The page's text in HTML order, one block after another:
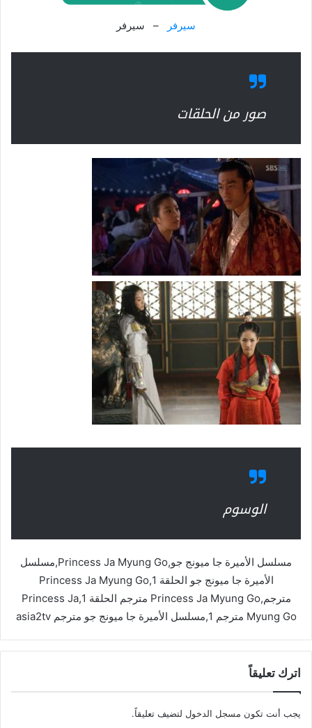
سيرفر – سيرفر
صور من الحلقات
الوسوم
مسلسل الأميرة جا ميونج جو,Princess Ja Myung Go,مسلسل
الأميرة جا ميونج جو الحلقة 1,Princess Ja Myung Go
مترجم,Princess Ja Myung Go مترجم الحلقة 1,Princess Ja
Myung Go مترجم 1,مسلسل الأميرة جا ميونج جو مترجم asia2tv
اترك تعليقاً
يجب أنت تكون مسجل الدخول لتضيف تعليقاً.